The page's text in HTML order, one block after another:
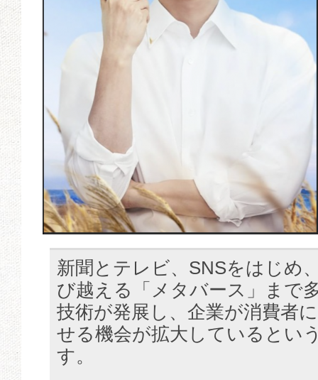
新聞とテレビ、SNSをはじめ
び越える「メタバース」まで
技術が発展し、企業が消費者
せる機会が拡大しているとい
す。